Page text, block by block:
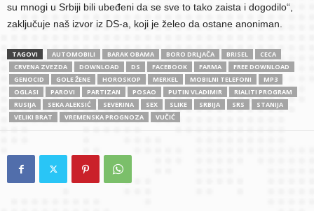
su mnogi u Srbiji bili ubeđeni da se sve to tako zaista i dogodilo“,
zaključuje naš izvor iz DS-a, koji je želeo da ostane anoniman.
TAGOVI AUTOMOBILI BARAK OBAMA BORO DRLJAČA BRISEL
CECA
CRVENA ZVEZDA
DOWNLOAD DS FACEBOOK FARMA
FREE DOWNLOAD
GENOCID
GOLE ŽENE HOROSKOP MERKEL MOBILNI TELEFONI
MP3
OGLASI
PAROVI PARTIZAN POSAO PUTIN VLADIMIR
RIALITI PROGRAM
RUSIJA
SEKA ALEKSIĆ SEVERINA SEX SLIKE SRBIJA SRS
STANIJA
VELIKI BRAT
VREMENSKA PROGNOZA VUČIĆ